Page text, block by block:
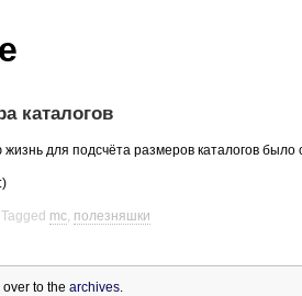
каталогов
для подсчёта размеров каталогов было
Tagged mc, полезняшки
to the archives.